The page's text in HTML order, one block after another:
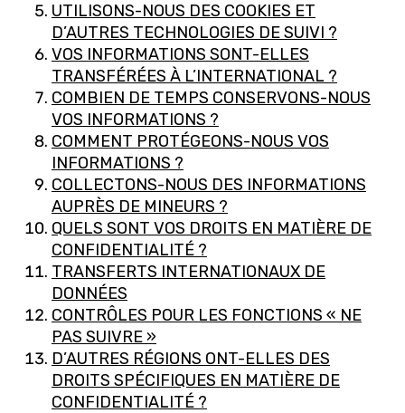
UTILISONS-NOUS DES COOKIES ET
D’AUTRES TECHNOLOGIES DE SUIVI ?
VOS INFORMATIONS SONT-ELLES
TRANSFÉRÉES À L’INTERNATIONAL ?
COMBIEN DE TEMPS CONSERVONS-NOUS
VOS INFORMATIONS ?
COMMENT PROTÉGEONS-NOUS VOS
INFORMATIONS ?
COLLECTONS-NOUS DES INFORMATIONS
AUPRÈS DE MINEURS ?
QUELS SONT VOS DROITS EN MATIÈRE DE
CONFIDENTIALITÉ ?
TRANSFERTS INTERNATIONAUX DE
DONNÉES
CONTRÔLES POUR LES FONCTIONS « NE
PAS SUIVRE »
D’AUTRES RÉGIONS ONT-ELLES DES
DROITS SPÉCIFIQUES EN MATIÈRE DE
CONFIDENTIALITÉ ?